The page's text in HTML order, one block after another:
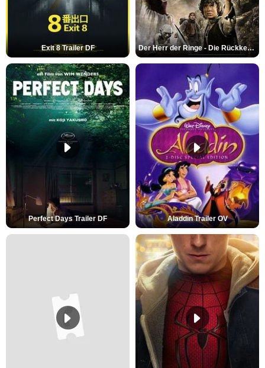
Exit 8 Trailer DF Der Herr der Ringe - Die Rückkehr des Königs Trailer OV
Perfect Days Trailer DF Aladdin Trailer OV